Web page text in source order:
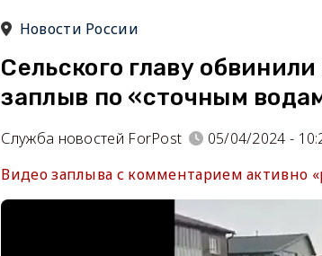
Новости России
Сельского главу
заплыв по «сточным
Служба новостей ForPost
05/04/2024 -
Видео заплыва с комментарием активно